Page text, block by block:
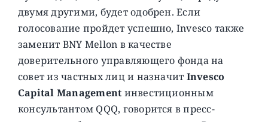
двумя другими, будет одобрен. Если
голосование пройдет успешно, Invesco также
заменит BNY Mellon в качестве
доверительного управляющего фонда на
совет из частных лиц и назначит Invesco
Capital Managementинвестиционным
консультантом QQQ, говорится в пресс-